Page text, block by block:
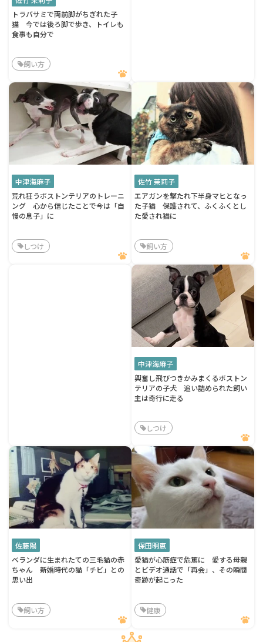
トラバサミで両前脚がちぎれた子
猫 今では後ろ脚で歩き、トイレも
食事も自分で
飼い方
中津海麻子
荒れ狂うボストンテリアのトレーニ
ング 心から信じたことで今は「自
慢の息子」に
しつけ
佐竹 茉莉子
エアガンを撃たれ下半身マヒとなっ
た子猫 保護されて、ふくふくとし
た愛され猫に
飼い方
中津海麻子
興奮し飛びつきかみまくるボストン
テリアの子犬 追い詰められた飼い
主は奇行に走る
しつけ
佐藤陽
ベランダに生まれたての三毛猫の赤
ちゃん 新婚時代の猫「チビ」との
思い出
飼い方
保田明恵
愛猫が心筋症で危篤に 愛する母親
とビデオ通話で「再会」、その瞬間
奇跡が起こった
健康